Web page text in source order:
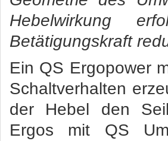
Hebelwirkung
Betätigungskraft
Ein QS Ergopower
Schaltverhalten
der Hebel den
Ergos mit QS